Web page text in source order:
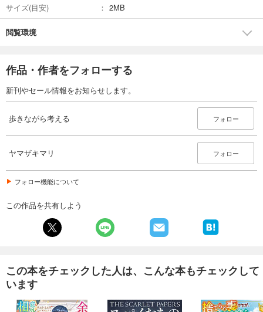
サイズ(目安)
2MB
閲覧環境
作品・作者をフォローする
新刊やセール情報をお知らせします。
歩きながら考える フォロー
ヤマザキマリ フォロー
フォロー機能について
この作品を共有しよう
この本をチェックした人は、こんな本もチェックして
います